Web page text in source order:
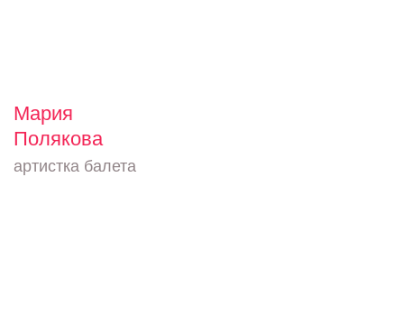
Мария
Полякова
артистка балета